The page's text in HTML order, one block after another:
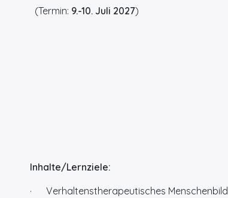
(Termin: 9.-10. Juli 2027)
Inhalte/Lernziele:
· Verhaltenstherapeutisches Menschenbild